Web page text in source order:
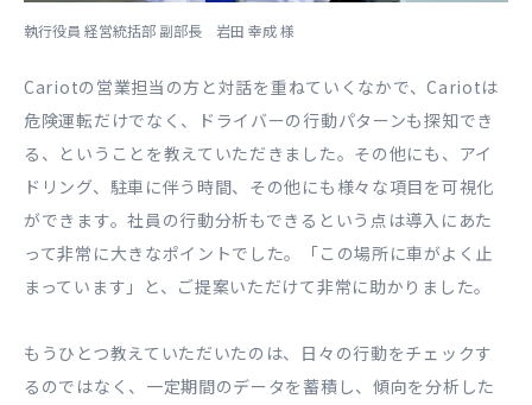
執行役員 経営統括部 副部長 岩田 幸成 様
Cariotの営業担当の⽅と対話を重ねていくなかで、Cariotは
危険運転だけでなく、ドライバーの⾏動パターンも探知でき
る、ということを教えていただきました。その他にも、アイ
ドリング、駐⾞に伴う時間、その他にも様々な項⽬を可視化
ができます。社員の⾏動分析もできるという点は導⼊にあた
って⾮常に⼤きなポイントでした。「この場所に⾞がよく⽌
まっています」と、ご提案いただけて⾮常に助かりました。
もうひとつ教えていただいたのは、⽇々の⾏動をチェックす
るのではなく、⼀定期間のデータを蓄積し、傾向を分析した